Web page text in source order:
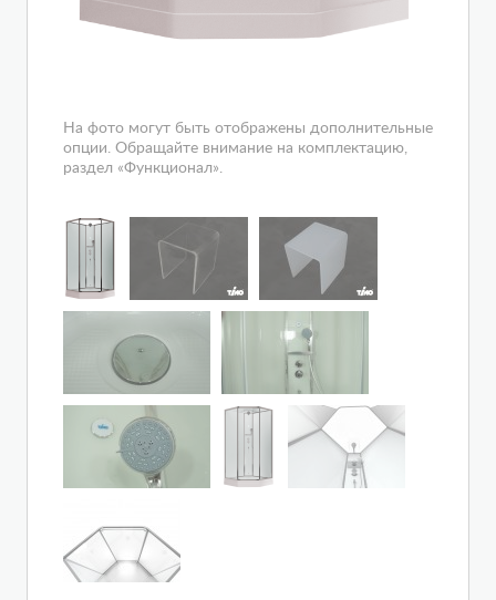
На фото могут быть отображены дополнительные
опции. Обращайте внимание на комплектацию,
раздел «Функционал».